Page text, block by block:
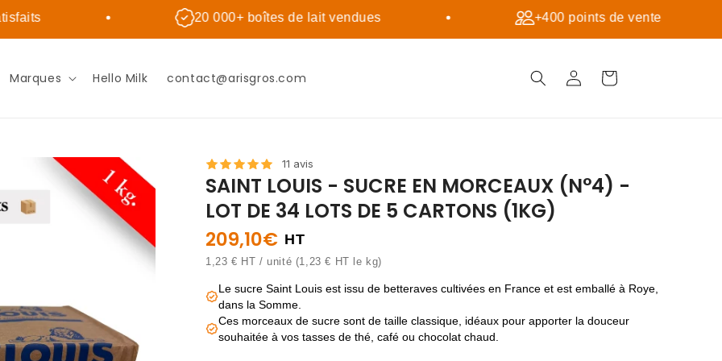
20 000+ boîtes de lait vendues +400 points de vente
Marques Hello Milk contact@arisgros.com ConnexionPanier
11 avis
SAINT LOUIS - SUCRE EN MORCEAUX (N°4) -
LOT DE 34 LOTS DE 5 CARTONS (1KG)
209,10€ HT
1,23 € HT / unité (1,23 € HT le kg)
Le sucre Saint Louis est issu de betteraves cultivées en France et est emballé à Roye,
dans la Somme.
Ces morceaux de sucre sont de taille classique, idéaux pour apporter la douceur
souhaitée à vos tasses de thé, café ou chocolat chaud.